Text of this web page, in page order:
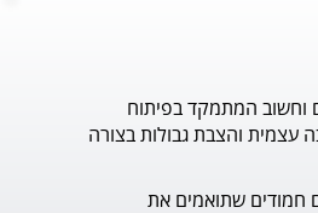
וחשוב המתמקד בפיתוח
עצמית והצבת גבולות בצורה
והוא מלווה באיורים חמודים שתואמים את